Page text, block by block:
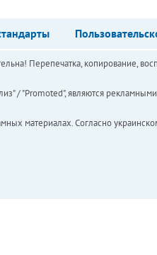
Перепечатка, копирование,
/ "Promoted", являются
материалах. Согласно